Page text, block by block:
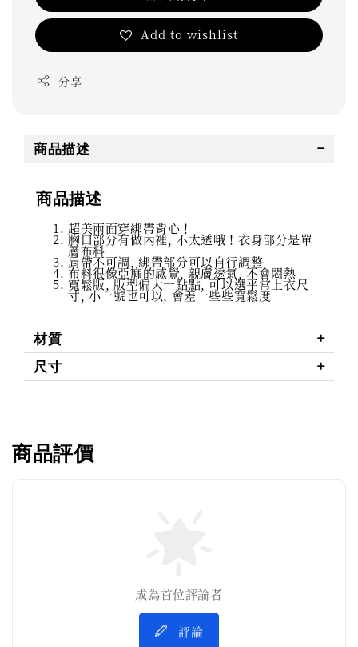
Add to wishlist
分享
商品描述
商品描述
超美兩面穿綁帶背心！
胸口部分有做內裡, 不太透哦！衣身部分是單
層布料
肩帶不可調, 綁帶部分可以自行調整
布料很像亞麻的感覺, 親膚透氣, 不會悶熱
寬鬆版, 版型偏大一點點, 可以選平常上衣尺
寸, 小一號也可以, 會差一些些寬鬆度
材質
尺寸
商品評價
成為首位評論者
評論